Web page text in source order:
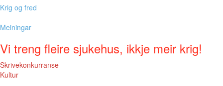
Krig og fred
Meiningar
Vi treng fleire sjukehus, ikkje meir krig!
Skrivekonkurranse
Kultur